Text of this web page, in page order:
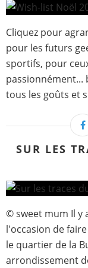
Cliquez pour
pour les futurs
sportifs, pour
passionnément...
tous les goûts et
SUR LES
© sweet mum Il y
l'occasion de
le quartier de la
arrondissement